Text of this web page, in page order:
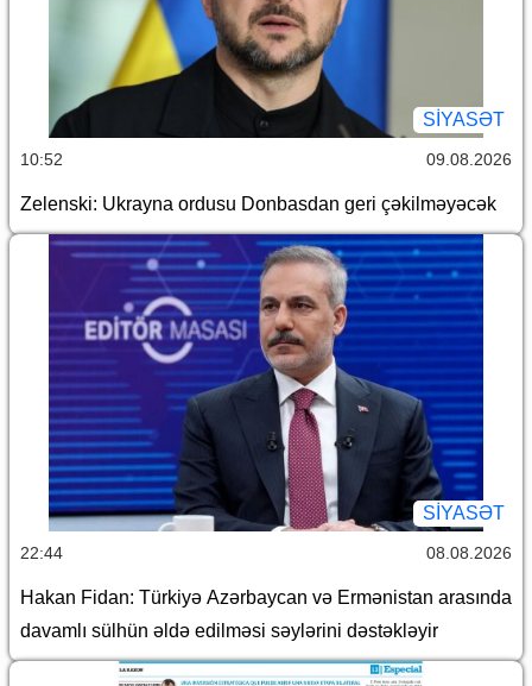
SİYASƏT
10:52 09.08.2026
Zelenski: Ukrayna ordusu Donbasdan geri çəkilməyəcək
SİYASƏT
22:44 08.08.2026
Hakan Fidan: Türkiyə Azərbaycan və Ermənistan arasında
davamlı sülhün əldə edilməsi səylərini dəstəkləyir